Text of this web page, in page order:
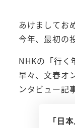
あけましてお
今年、最初の
NHKの「行く
早々、文春オ
ンタビュー記
「日